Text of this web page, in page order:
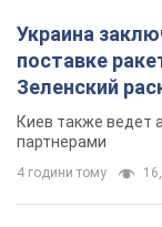
Украина
поставке
Зеленский
Киев также ведет
партнерами
4 години тому